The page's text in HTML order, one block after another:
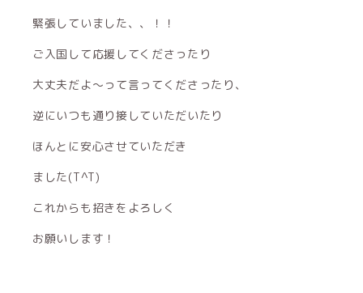
緊張していました、、！！
ご入国して応援してくださったり
大丈夫だよ～って言ってくださったり、
逆にいつも通り接していただいたり
ほんとに安心させていただき
ました(Т^Т)
これからも招きをよろしく
お願いします！